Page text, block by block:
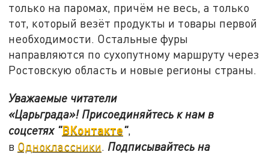
только на паромах, причём не весь, а только
тот, который везёт продукты и товары первой
необходимости. Остальные фуры
направляются по сухопутному маршруту через
Ростовскую область и новые регионы страны.
Уважаемые читатели
«Царьграда»! Присоединяйтесь к нам в
соцсетях "ВКонтакте",
в Одноклассники. Подписывайтесь на